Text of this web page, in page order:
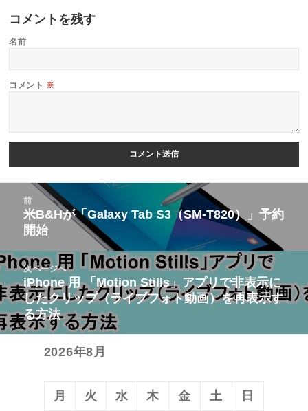
コメントを残す
名前
コメント ※
ビ
ゲ
ー
シ
ョ
前
前
の
投
稿:
米B&Hが「Galaxy Tab S3（SM-T820）」予約
開始
次ページへ
次
の
投
iPhone 用 「Motion Stills」アプリで非表示に
したクリップ（ライブフォト動画）を再表示す
る方法
2026年8月
月 火 水 木 金 土 日